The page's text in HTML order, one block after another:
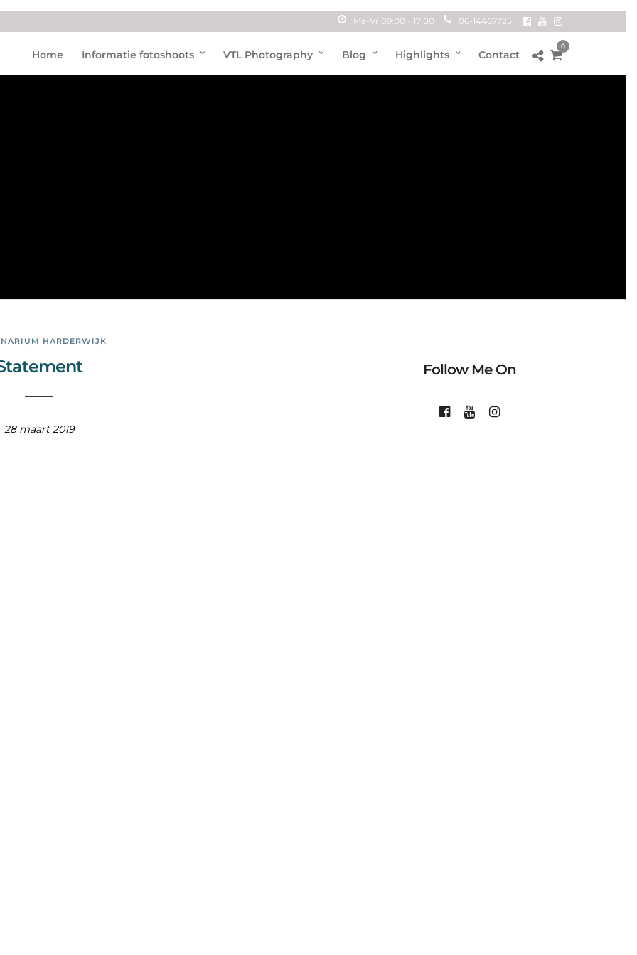
Ma-Vr 09:00 - 17:00 06-14467725
Home Informatie fotoshoots VTL Photography Blog Highlights Contact
0
Dolfi
HARDERWIJK
28 maart 2019
Follow Me On